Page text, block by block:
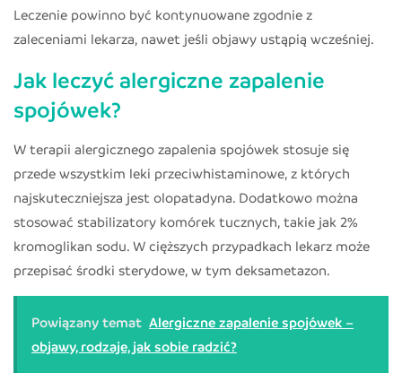
Leczenie powinno być kontynuowane zgodnie z
zaleceniami lekarza, nawet jeśli objawy ustąpią wcześniej.
Jak leczyć alergiczne zapalenie
spojówek?
W terapii alergicznego zapalenia spojówek stosuje się
przede wszystkim leki przeciwhistaminowe, z których
najskuteczniejsza jest olopatadyna. Dodatkowo można
stosować stabilizatory komórek tucznych, takie jak 2%
kromoglikan sodu. W cięższych przypadkach lekarz może
przepisać środki sterydowe, w tym deksametazon.
Powiązany temat Alergiczne zapalenie spojówek –
objawy, rodzaje, jak sobie radzić?